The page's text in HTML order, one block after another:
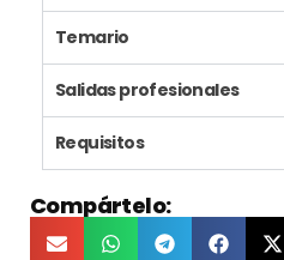
Temario
Salidas profesionales
Requisitos
Compártelo: